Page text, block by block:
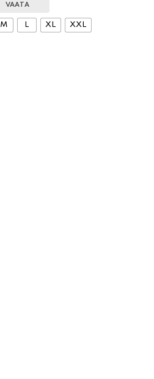
oli:
64.90€.
on:
38.94€.
VAATA
M L XL XXL